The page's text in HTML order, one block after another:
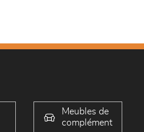
Meubles de
complément